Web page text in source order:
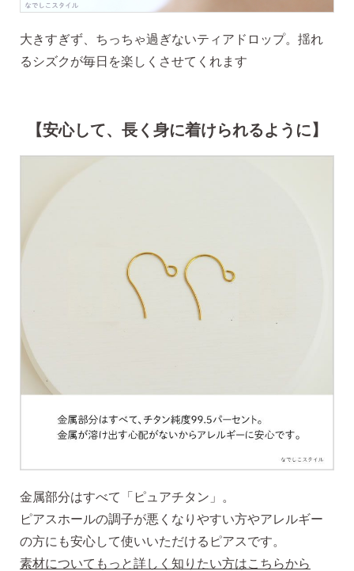
ピアスホールアドバイザー
「ピアス初めてBOOK」同梱
このBOOKなら、
ピアス初心者さんの素朴な疑問を解消です
2）
ピアスホールアドバイザーによる、相談実績
約8,000件！
チタン純度99.5%、素材に自信あり！もしもお
件！
4）
キャッチの予備
使いやすい「花型シリコンキャッチ」も５ペ
大きすぎず、ちっちゃ過ぎないティアドロップ。揺れ
るシズクが毎日を楽しくさせてくれます
【安心して、長く身に着けられるように】
金属部分はすべて「ピュアチタン」。
ピアスホールの調子が悪くなりやすい方やアレルギー
の方にも安心して使いいただけるピアスです。
素材についてもっと詳しく知りたい方はこちらから